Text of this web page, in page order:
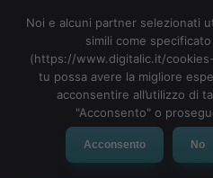
MENU
Noi e alcuni partner selezionati
simili come
(https://www.digitalic.it/
tu possa avere la migliore
acconsentire all’utilizzo di
"Acconsento" o
Acconsento No